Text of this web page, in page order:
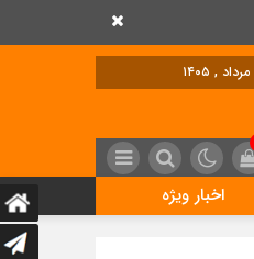
اخبار ویژهپروژه «کوی ارم» زنجان به